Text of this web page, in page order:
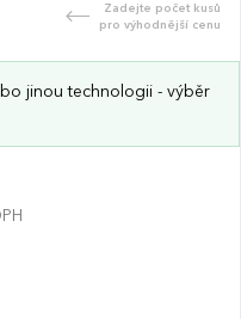
Zadejte počet kusů
pro výhodnější cenu
jinou technologii - výběr